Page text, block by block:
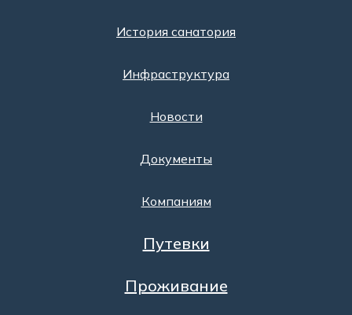
История санатория
Инфраструктура
Новости
Документы
Компаниям
Путевки
Проживание